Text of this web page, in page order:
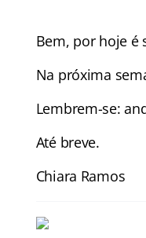
Bem, por hoje é
Na próxima
Lembrem-se:
Até breve.
Chiara Ramos